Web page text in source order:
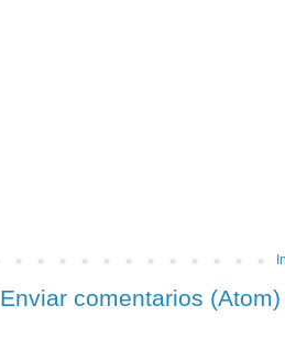
Enviar comentarios (Atom)